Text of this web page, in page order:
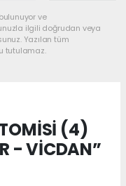
ve
ilgili doğrudan veya
Yazılan tüm
tutulamaz.
(4)
- VİCDAN”